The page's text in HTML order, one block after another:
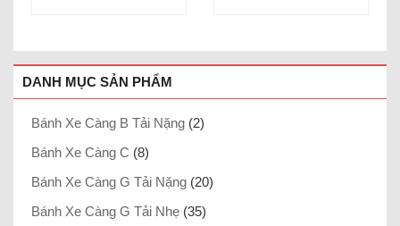
DANH MỤC SẢN PHẨM
Bánh Xe Càng B Tải Nặng (2)
Bánh Xe Càng C (8)
Bánh Xe Càng G Tải Nặng (20)
Bánh Xe Càng G Tải Nhẹ (35)